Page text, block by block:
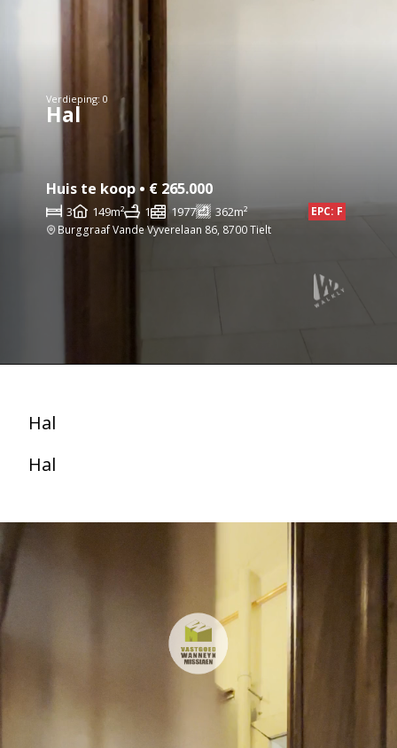
Verdieping: 0
Hal
Huis te koop • € 265.000
3 149m² 1 1977 362m²
EPC: F
Burggraaf Vande Vyverelaan 86, 8700 Tielt
Hal
Hal